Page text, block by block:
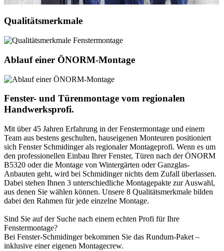
Qualitätsmerkmale
Ablauf einer ÖNORM-Montage
Fenster- und Türenmontage vom regionalen
Handwerksprofi.
Mit über 45 Jahren Erfahrung in der Fenstermontage und einem
Team aus bestens geschulten, hauseigenen Monteuren positioniert
sich Fenster Schmidinger als regionaler Montageprofi. Wenn es um
den professionellen Einbau Ihrer Fenster, Türen nach der ÖNORM
B5320 oder die Montage von Wintergärten oder Ganzglas-
Anbauten geht, wird bei Schmidinger nichts dem Zufall überlassen.
Dabei stehen Ihnen 3 unterschiedliche Montagepakte zur Auswahl,
aus denen Sie wählen können. Unsere 8 Qualitätsmerkmale bilden
dabei den Rahmen für jede einzelne Montage.
Sind Sie auf der Suche nach einem echten Profi für Ihre
Fenstermontage?
Bei Fenster-Schmidinger bekommen Sie das Rundum-Paket –
inklusive einer eigenen Montagecrew.